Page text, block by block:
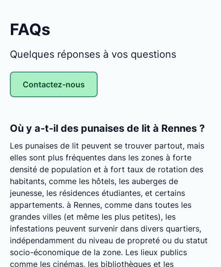
FAQs
Quelques réponses à vos questions
Contactez-nous
Où y a-t-il des punaises de lit à Rennes ?
Les punaises de lit peuvent se trouver partout, mais
elles sont plus fréquentes dans les zones à forte
densité de population et à fort taux de rotation des
habitants, comme les hôtels, les auberges de
jeunesse, les résidences étudiantes, et certains
appartements. à Rennes, comme dans toutes les
grandes villes (et même les plus petites), les
infestations peuvent survenir dans divers quartiers,
indépendamment du niveau de propreté ou du statut
socio-économique de la zone. Les lieux publics
comme les cinémas, les bibliothèques et les